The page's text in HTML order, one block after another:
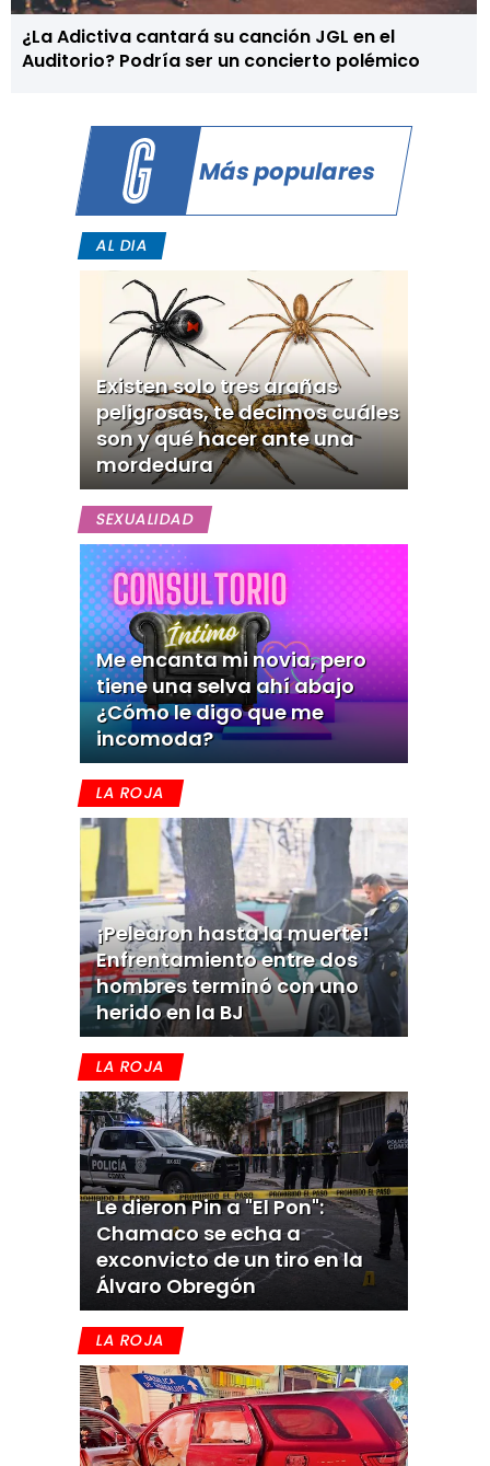
¿La Adictiva cantará su canción JGL en el
Auditorio? Podría ser un concierto polémico
Más populares
AL DIA
Existen solo tres arañas
peligrosas, te decimos cuáles
son y qué hacer ante una
mordedura
SEXUALIDAD
Me encanta mi novia, pero
tiene una selva ahí abajo
¿Cómo le digo que me
incomoda?
LA ROJA
¡Pelearon hasta la muerte!
Enfrentamiento entre dos
hombres terminó con uno
herido en la BJ
LA ROJA
Le dieron Pin a "El Pon":
Chamaco se echa a
exconvicto de un tiro en la
Álvaro Obregón
LA ROJA